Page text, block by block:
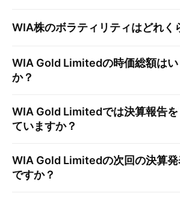
WIA株のボラティリティはどれく
WIA Gold Limitedの時価総額は
か？
WIA Gold Limitedでは決算報告
ていますか？
WIA Gold Limitedの次回の決算
ですか？